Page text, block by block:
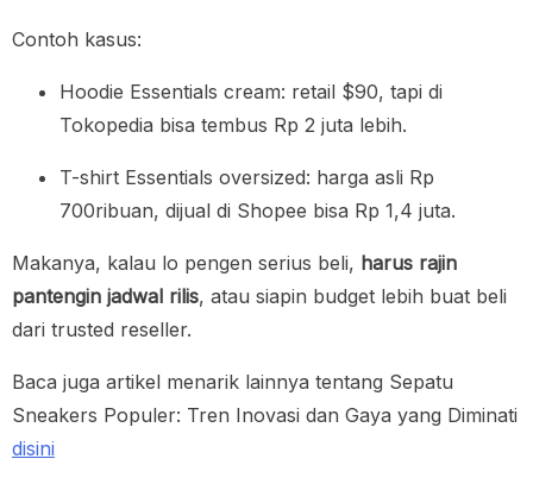
Contoh kasus:
Hoodie Essentials cream: retail $90, tapi di
Tokopedia bisa tembus Rp 2 juta lebih.
T-shirt Essentials oversized: harga asli Rp
700ribuan, dijual di Shopee bisa Rp 1,4 juta.
Makanya, kalau lo pengen serius beli, harus rajin
pantengin jadwal rilis, atau siapin budget lebih buat beli
dari trusted reseller.
Baca juga artikel menarik lainnya tentang Sepatu
Sneakers Populer: Tren Inovasi dan Gaya yang Diminati
disini